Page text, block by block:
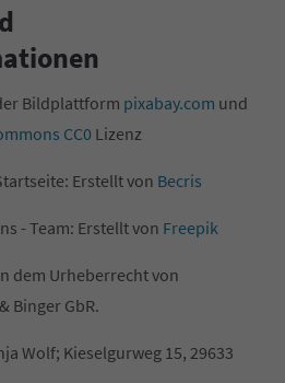
Bildplattform pixabay.com und
CC0 Lizenz
Erstellt von Becris
- Team: Erstellt von Freepik
dem Urheberrecht von
Binger GbR.
Wolf; Kieselgurweg 15, 29633